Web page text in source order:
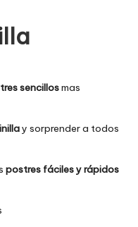
sencillosmas
y sorprender a todos
postres fáciles y rápidos